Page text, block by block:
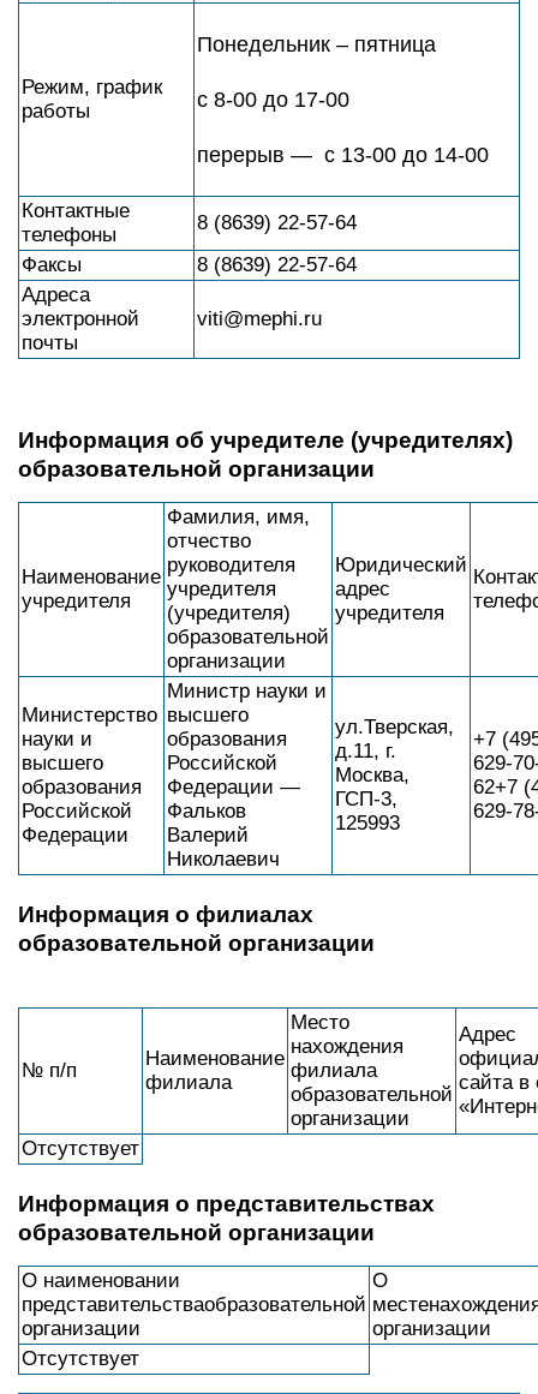
Режим, график
работы
Понедельник – пятница
с 8-00 до 17-00
перерыв — с 13-00 до 14-00
Контактные
телефоны
8 (8639) 22-57-64
Факсы
8 (8639) 22-57-64
Адреса
электронной
почты
viti@mephi.ru
Информация об учредителе (учредителях)
образовательной организации
Наименование
учредителя
Фамилия, имя,
отчество
руководителя
учредителя
(учредителя)
образовательной
организации
Юридический
адрес
учредителя
Министерство
науки и
высшего
образования
Российской
Федерации
Министр науки и
высшего
образования
Российской
Федерации —
Фальков
Валерий
Николаевич
ул.Тверская,
д.11, г.
Москва,
ГСП-3,
125993
+7
629-
62+7
629-
Информация о филиалах
образовательной организации
№ п/п
Наименование
филиала
Место
нахождения
филиала
образовательной
организации
Адрес
сайта в
Отсутствует
Информация о представительствах
образовательной организации
О наименовании
представительстваобразовательной
организации
О
организации
Отсутствует